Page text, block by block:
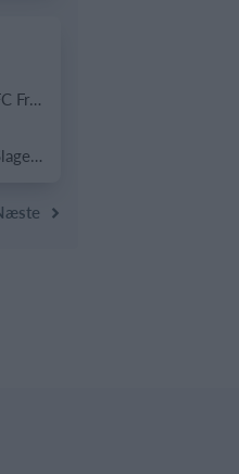
FC Frederikberg
Slagelse B&I